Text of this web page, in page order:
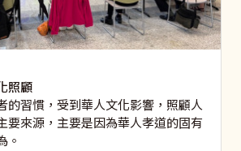
照顧
的習慣，受到華人文化影響，照顧人
要來源，主要是因為華人孝道的固有
。